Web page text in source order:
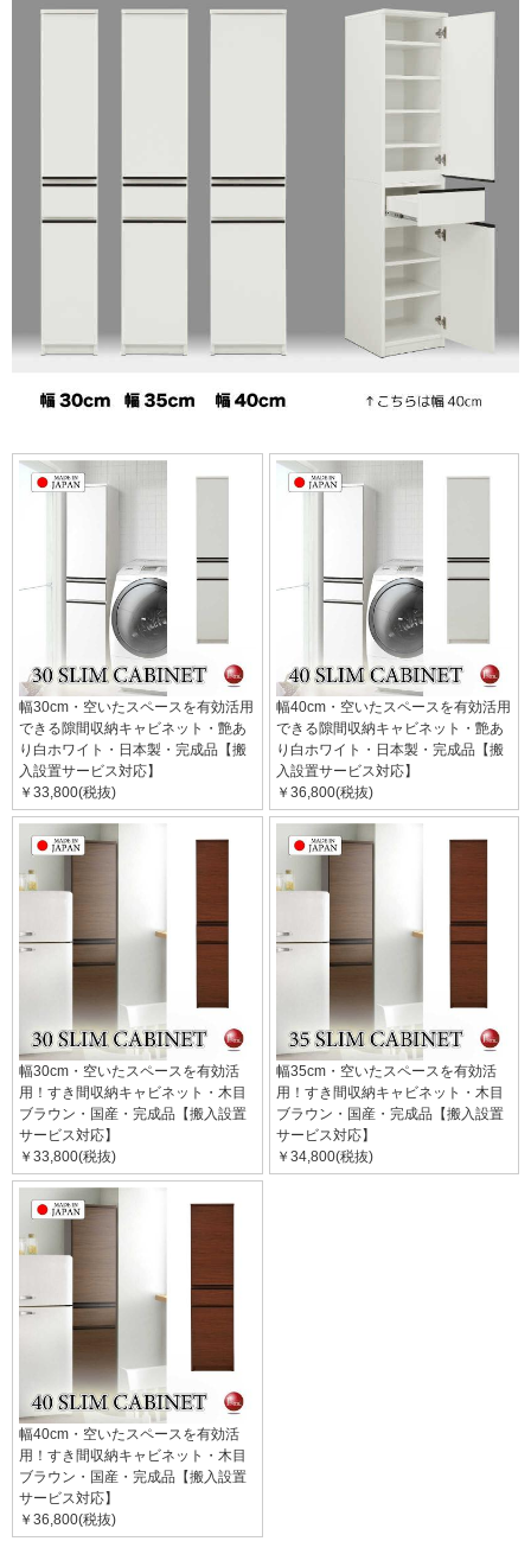
幅30cm・空いたスペースを有効活用
できる隙間収納キャビネット・艶あ
り白ホワイト・日本製・完成品【搬
入設置サービス対応】
￥33,800(税抜)
幅40cm・空いたスペースを有効活用
できる隙間収納キャビネット・艶あ
り白ホワイト・日本製・完成品【搬
入設置サービス対応】
￥36,800(税抜)
幅30cm・空いたスペースを有効活
用！すき間収納キャビネット・木目
ブラウン・国産・完成品【搬入設置
サービス対応】
￥33,800(税抜)
幅35cm・空いたスペースを有効活
用！すき間収納キャビネット・木目
ブラウン・国産・完成品【搬入設置
サービス対応】
￥34,800(税抜)
幅40cm・空いたスペースを有効活
用！すき間収納キャビネット・木目
ブラウン・国産・完成品【搬入設置
サービス対応】
￥36,800(税抜)